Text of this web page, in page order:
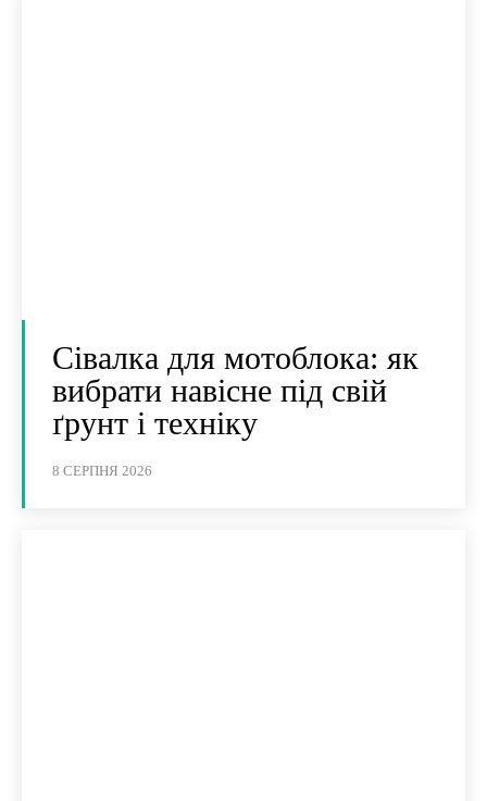
Сівалка для мотоблока: як
вибрати навісне під свій
ґрунт і техніку
8 СЕРПНЯ 2026